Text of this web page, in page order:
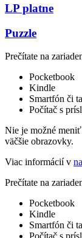
LP platne
Puzzle
Prečítate na
Pocketbook
Kindle
Smartfón či
Počítač s
Nie je možné
väčšie obrazovky.
Viac informácií v
Prečítate na
Pocketbook
Kindle
Smartfón či